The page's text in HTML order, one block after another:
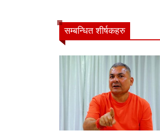
सम्बन्धित शीर्षकहरु